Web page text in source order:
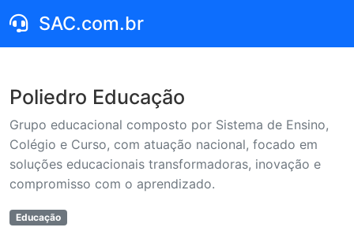
SAC.com.br
Poliedro Educação
Grupo educacional composto por Sistema de Ensino,
Colégio e Curso, com atuação nacional, focado em
soluções educacionais transformadoras, inovação e
compromisso com o aprendizado.
Educação